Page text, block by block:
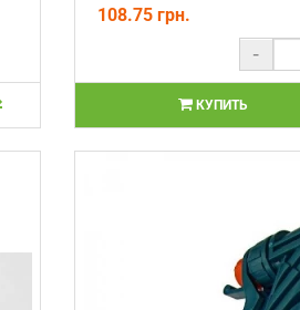
108.75 грн.
-
КУПИТЬ